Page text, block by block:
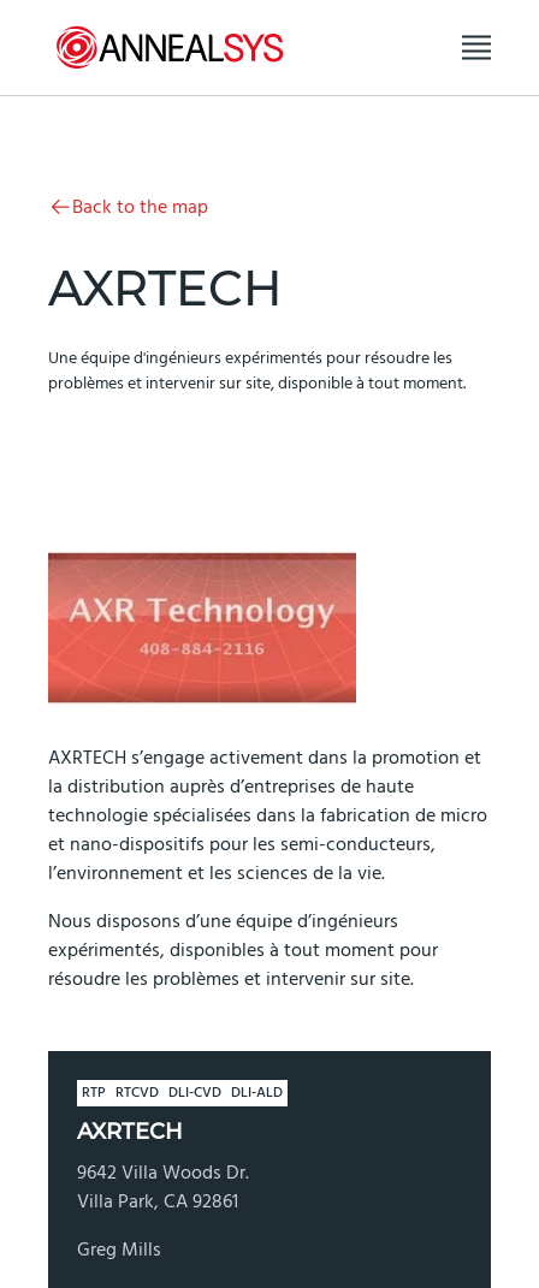
Back to the map
AXRTECH
Une équipe d'ingénieurs expérimentés pour résoudre les
problèmes et intervenir sur site, disponible à tout moment.
AXRTECH s’engage activement dans la promotion et
la distribution auprès d’entreprises de haute
technologie spécialisées dans la fabrication de micro
et nano-dispositifs pour les semi-conducteurs,
l’environnement et les sciences de la vie.
Nous disposons d’une équipe d’ingénieurs
expérimentés, disponibles à tout moment pour
résoudre les problèmes et intervenir sur site.
RTP RTCVD DLI-CVD DLI-ALD
AXRTECH
9642 Villa Woods Dr.
Villa Park, CA 92861
Greg Mills